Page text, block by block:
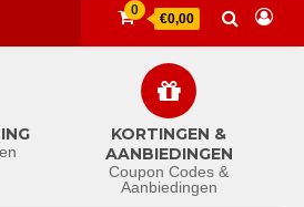
0
€0,00
KORTINGEN &
AANBIEDINGEN
Coupon Codes &
Aanbiedingen